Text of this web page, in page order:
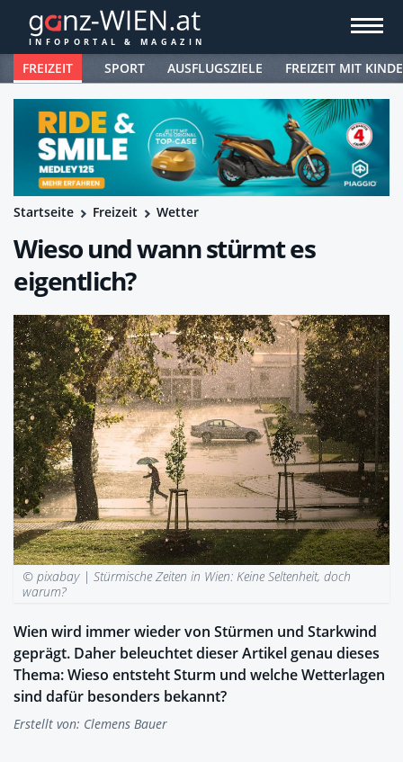
FREIZEIT SPORT AUSFLUGSZIELE FREIZEIT MIT
Startseite Freizeit Wetter
Wieso und wann stürmt es
eigentlich?
© pixabay |Stürmische Zeiten in Wien: Keine Seltenheit, doch
warum?
Wien wird immer wieder von Stürmen und Starkwind
geprägt. Daher beleuchtet dieser Artikel genau dieses
Thema: Wieso entsteht Sturm und welche Wetterlagen
sind dafür besonders bekannt?
Erstellt von: Clemens Bauer